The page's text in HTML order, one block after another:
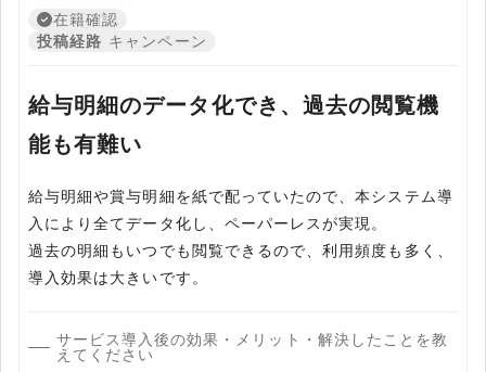
在籍確認
投稿経路 キャンペーン
給与明細のデータ化でき、過去の閲覧機
能も有難い
給与明細や賞与明細を紙で配っていたので、本システム導
入により全てデータ化し、ペーパーレスが実現。
過去の明細もいつでも閲覧できるので、利用頻度も多く、
導入効果は大きいです。
サービス導入後の効果・メリット・解決したことを教
えてください